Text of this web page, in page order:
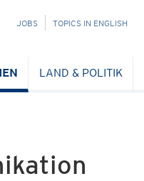
JOBS TOPICS IN ENGLISH
LAND & POLITIK